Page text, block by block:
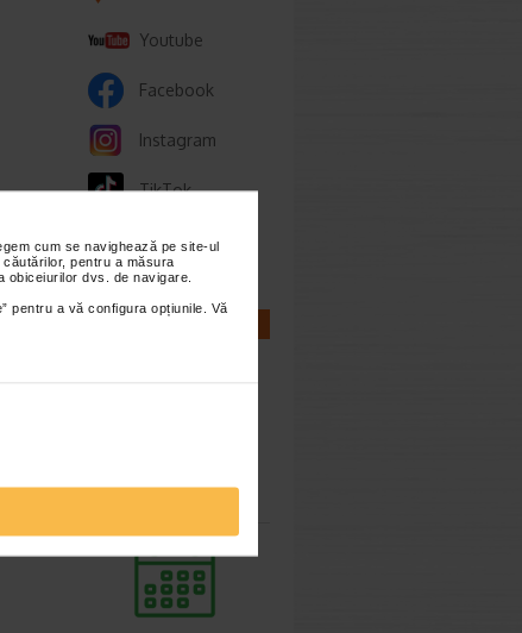
cum se navighează pe site-ul
pentru a măsura
dvs. de navigare.
pentru a vă configura opțiunile. Vă
Youtube
Facebook
Instagram
TikTok
Whatsapp
sarcina